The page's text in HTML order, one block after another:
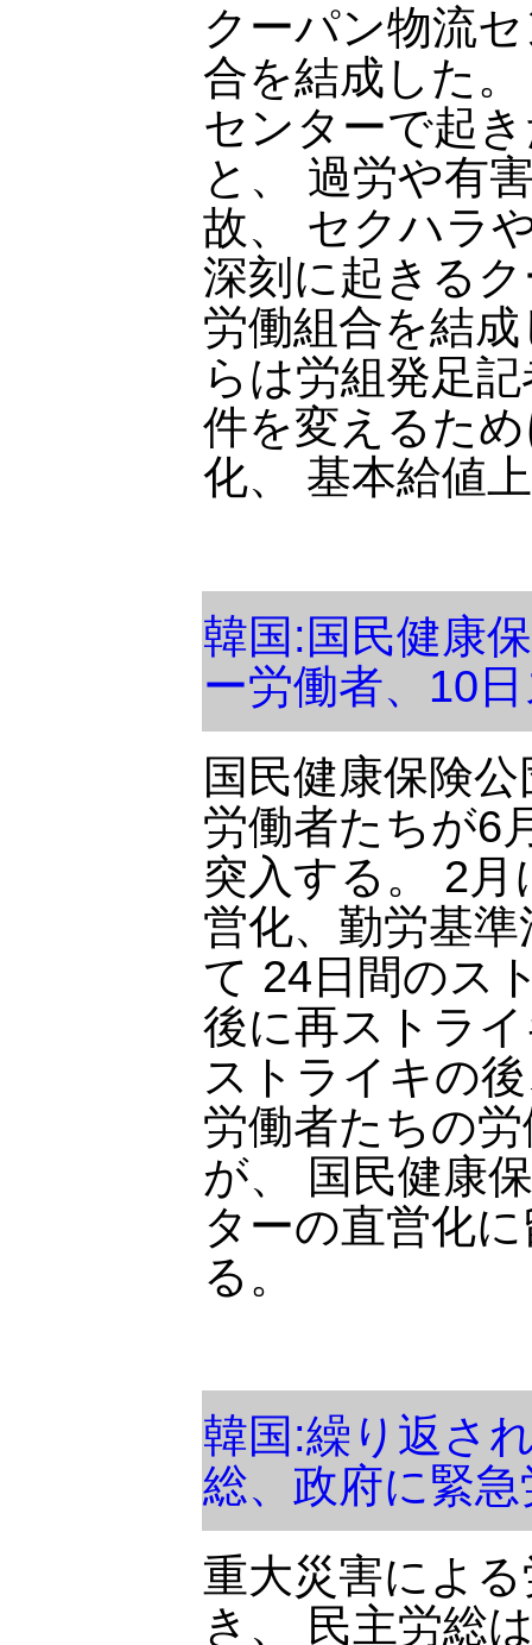
クーパン物流
合を結成した
センターで起
と、 過労や有
故、 セクハラ
深刻に起きる
労働組合を結
らは労組発足
件を変えるた
化、 基本給値
韓国:国民健康
ー労働者、10
国民健康保険
労働者たちが6
突入する。 2
営化、勤労基
て 24日間のス
後に再ストラ
ストライキの
労働者たちの
が、 国民健康
ターの直営化
る。
韓国:繰り返さ
総、政府に緊
重大災害によ
き、 民主労総